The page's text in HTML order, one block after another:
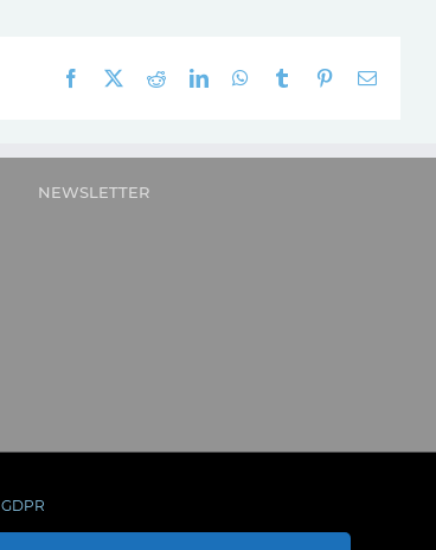
Facebook RedditLinkedInWhatsApp
Tumblr Pinterest
E-
NEWSLETTER
GDPR